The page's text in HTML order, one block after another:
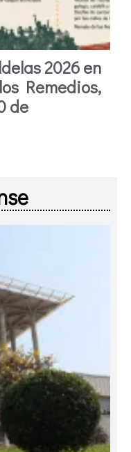
2026 en
Remedios,
de